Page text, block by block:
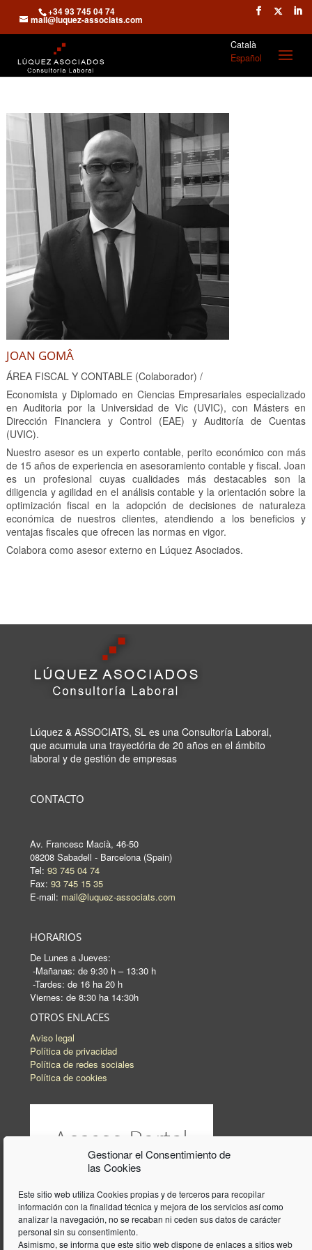
Gestionar el Consentimiento de
las Cookies
Este sitio web utiliza Cookies propias y de terceros para recopilar
información con la finalidad técnica y mejora de los servicios así como
analizar la navegación, no se recaban ni ceden sus datos de carácter
personal sin su consentimiento.
Asimismo, se informa que este sitio web dispone de enlaces a sitios web
+34 93 745 04 74
mail@luquez-associats.com
Català
Español
JOAN GOMÂ
ÁREA FISCAL Y CONTABLE (Colaborador) /
Economista y Diplomado en Ciencias Empresariales especializado
en Auditoria por la Universidad de Vic (UVIC), con Másters en
Dirección Financiera y Control (EAE) y Auditoría de Cuentas
(UVIC).
Nuestro asesor es un experto contable, perito económico con más
de 15 años de experiencia en asesoramiento contable y fiscal. Joan
es un profesional cuyas cualidades más destacables son la
diligencia y agilidad en el análisis contable y la orientación sobre la
optimización fiscal en la adopción de decisiones de naturaleza
económica de nuestros clientes, atendiendo a los beneficios y
ventajas fiscales que ofrecen las normas en vigor.
Colabora como asesor externo en Lúquez Asociados.
Lúquez & ASSOCIATS, SL es una Consultoría Laboral,
que acumula una trayectória de 20 años en el ámbito
laboral y de gestión de empresas
CONTACTO
Av. Francesc Macià, 46-50
08208 Sabadell - Barcelona (Spain)
Tel: 93 745 04 74
Fax: 93 745 15 35
E-mail: mail@luquez-associats.com
HORARIOS
De Lunes a Jueves:
-Mañanas: de 9:30 h – 13:30 h
-Tardes: de 16 ha 20 h
Viernes: de 8:30 ha 14:30h
OTROS ENLACES
Aviso legal
Política de privacidad
Política de redes sociales
Política de cookies